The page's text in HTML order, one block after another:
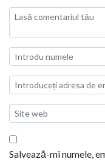
Salvează-mi numele,